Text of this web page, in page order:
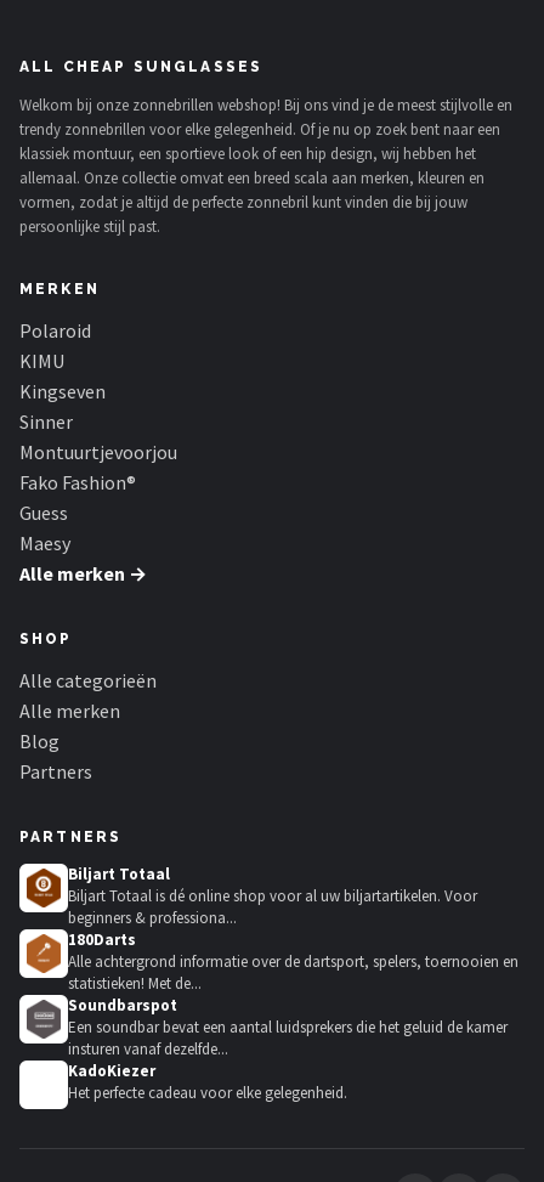
ALL CHEAP SUNGLASSES
Welkom bij onze zonnebrillen webshop! Bij ons vind je de meest stijlvolle en
trendy zonnebrillen voor elke gelegenheid. Of je nu op zoek bent naar een
klassiek montuur, een sportieve look of een hip design, wij hebben het
allemaal. Onze collectie omvat een breed scala aan merken, kleuren en
vormen, zodat je altijd de perfecte zonnebril kunt vinden die bij jouw
persoonlijke stijl past.
MERKEN
Polaroid
KIMU
Kingseven
Sinner
Montuurtjevoorjou
Fako Fashion®
Guess
Maesy
Alle merken →
SHOP
Alle categorieën
Alle merken
Blog
Partners
PARTNERS
Biljart Totaal
Biljart Totaal is dé online shop voor al uw biljartartikelen. Voor
beginners & professiona...
180Darts
Alle achtergrond informatie over de dartsport, spelers, toernooien en
statistieken! Met de...
Soundbarspot
Een soundbar bevat een aantal luidsprekers die het geluid de kamer
insturen vanaf dezelfde...
KadoKiezer
Het perfecte cadeau voor elke gelegenheid.